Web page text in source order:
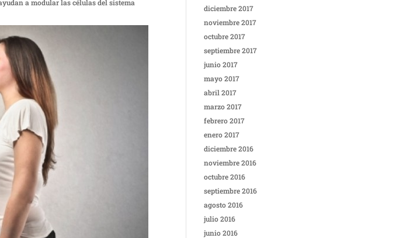
a modular las células del sistema
diciembre 2017
noviembre 2017
octubre 2017
septiembre 2017
junio 2017
mayo 2017
abril 2017
marzo 2017
febrero 2017
enero 2017
diciembre 2016
noviembre 2016
octubre 2016
septiembre 2016
agosto 2016
julio 2016
junio 2016